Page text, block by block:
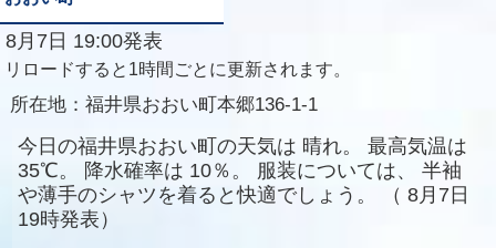
8月7日 19:00発表
リロードすると1時間ごとに更新されます。
所在地： 福井県おおい町本郷136-1-1
今日の福井県おおい町の天気は 晴れ。
最高気温は
35℃。
降水確率は 10％。 服装については、
半袖
や薄手のシャツを着ると快適でしょう。
（ 8月7日
19時発表）